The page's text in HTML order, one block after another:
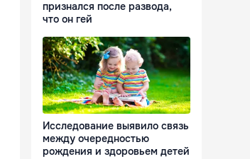
признался после развода,
что он гей
Исследование выявило связь
между очередностью
рождения и здоровьем детей